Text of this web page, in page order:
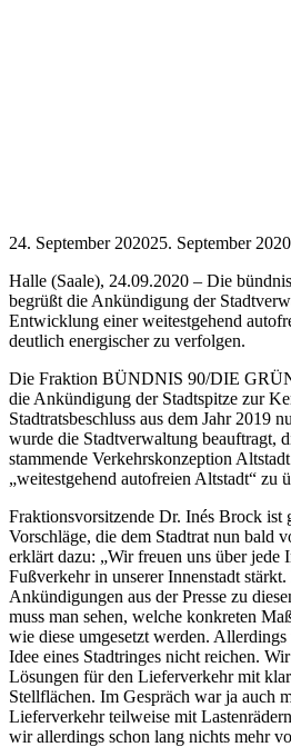
24. September 202025. September 2020
Halle (Saale), 24.09.2020 – Die
begrüßt die Ankündigung der
Entwicklung einer weitestgehend
deutlich energischer zu verfolgen.
Die Fraktion BÜNDNIS 90/DIE
die Ankündigung der Stadtspitze zur
Stadtratsbeschluss aus dem Jahr 2019
wurde die Stadtverwaltung beauftragt,
stammende Verkehrskonzeption
„weitestgehend autofreien Altstadt“ zu
Fraktionsvorsitzende Dr. Inés Brock ist
Vorschläge, die dem Stadtrat nun bald
erklärt dazu: „Wir freuen uns über jede
Fußverkehr in unserer Innenstadt
Ankündigungen aus der Presse zu
muss man sehen, welche konkreten
wie diese umgesetzt werden.
Idee eines Stadtringes nicht reichen.
Lösungen für den Lieferverkehr mit
Stellflächen. Im Gespräch war ja auch
Lieferverkehr teilweise mit
wir allerdings schon lang nichts mehr